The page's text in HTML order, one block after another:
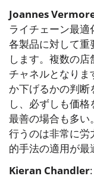
Joannes
ライチェーン最適
各製品に対して重
します。複数の
チャネルとなりま
か下げるかの判
し、必ずしも価
最善の場合も多い
行うのは非常に労
的手法の適用が最
Kieran Chandler